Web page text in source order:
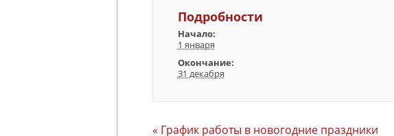
Подробности
Начало:
1 января
Окончание:
31 декабря
« График работы в новогодние праздники